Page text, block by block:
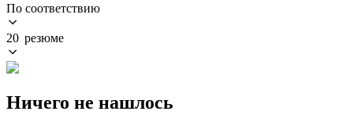
По соответствию
20 резюме
Ничего не нашлось